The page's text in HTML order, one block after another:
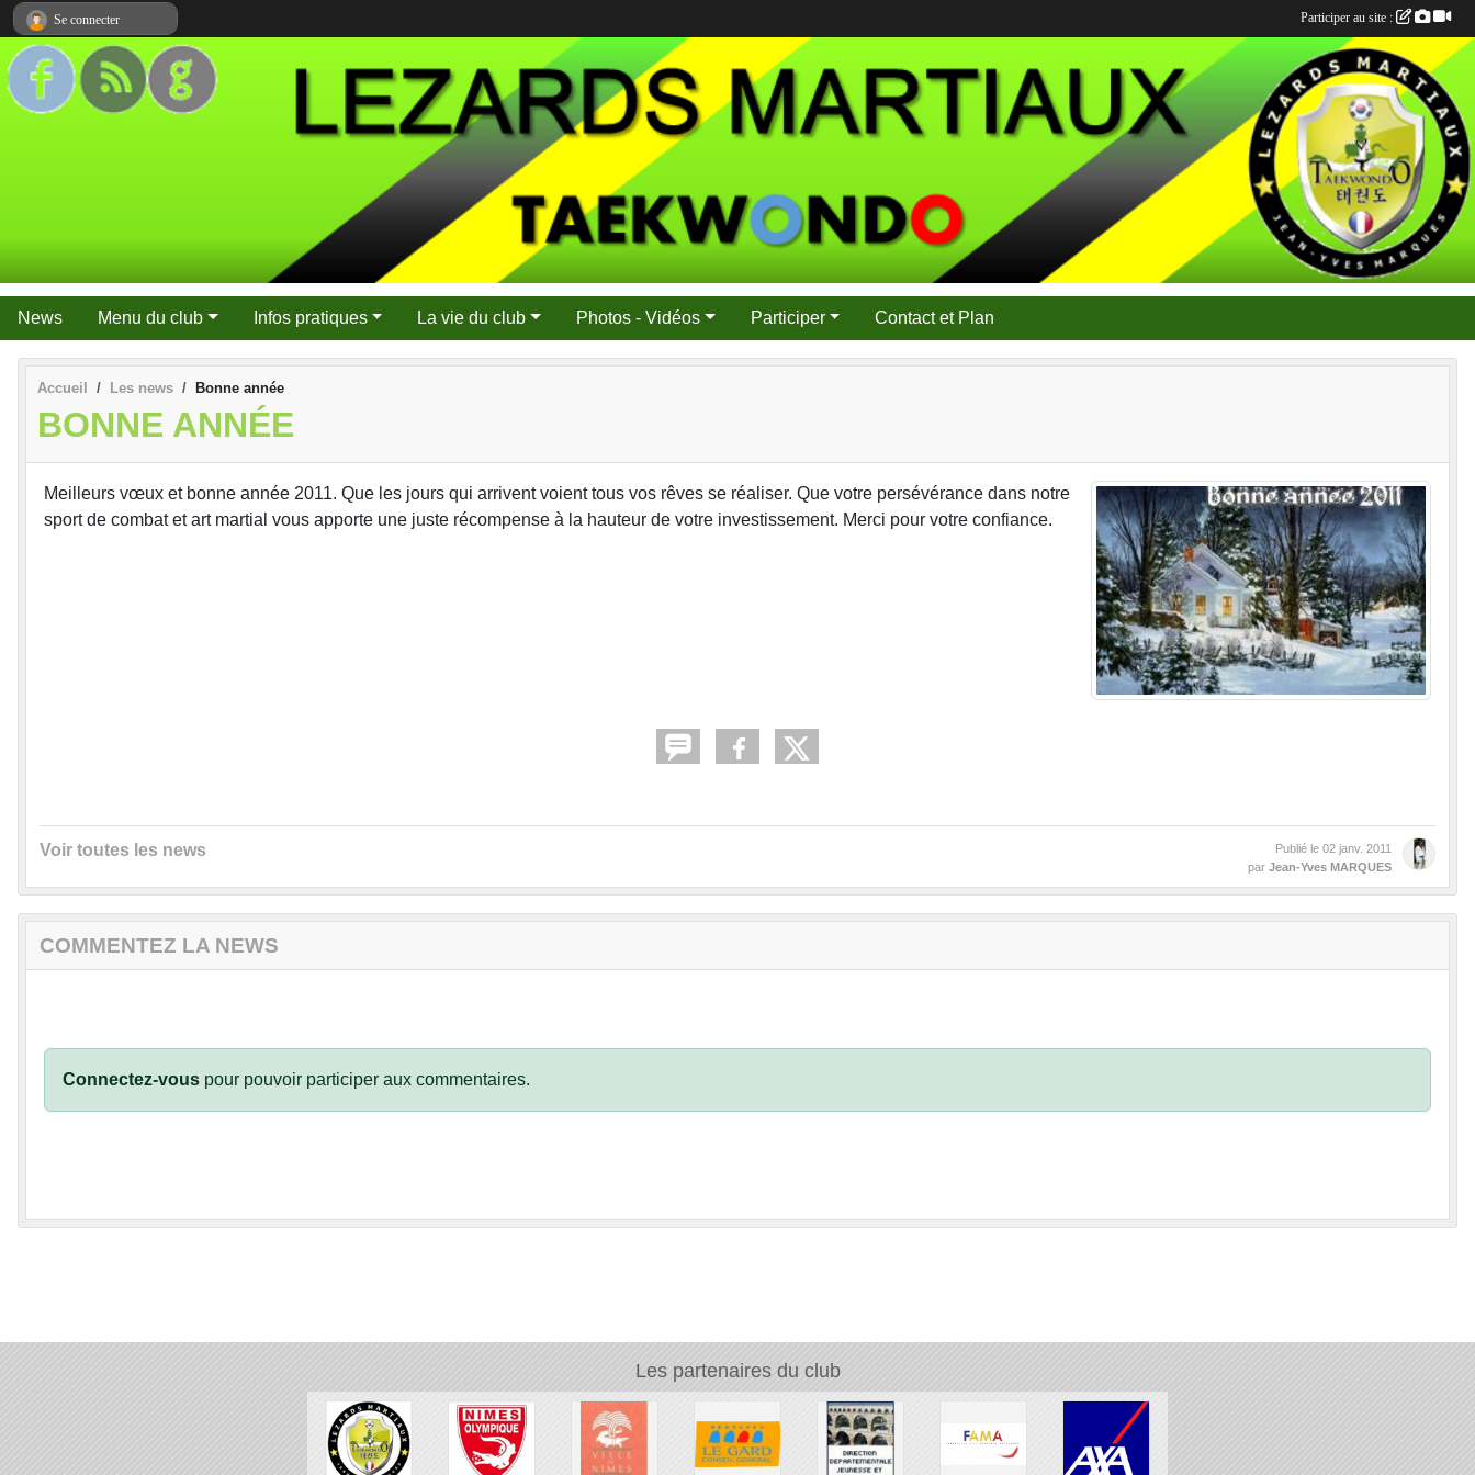
News Menu du club Infos pratiques La vie du club Photos - Vidéos Participer Contact et Plan
Accueil Les news Bonne année
BONNE ANNÉE
Meilleurs vœux et bonne année 2011. Que les jours qui arrivent voient tous vos rêves se réaliser. Que votre persévérance dans notre
sport de combat et art martial vous apporte une juste récompense à la hauteur de votre investissement. Merci pour votre confiance.
Voir toutes les news Publié le 02 janv. 2011
par Jean-Yves MARQUES
COMMENTEZ LA NEWS
Connectez-vous pour pouvoir participer aux commentaires.
Les partenaires du club
Se connecter Participer au site :
Panneau de gestion des cookies